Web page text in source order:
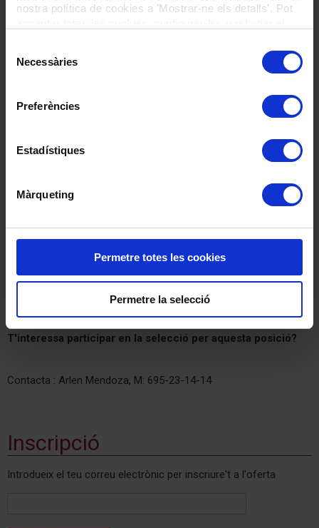
nostra política de cookies a 'Mostrar-ne els detalls'. Pot
Necessàries
Preferències
Estadístiques
Màrqueting
Permetre totes les cookies
Permetre la selecció
Places vacants
1
Horari
Comentaris
GERCAT
T'interessa participar en la selecció per aquesta posició?
Contacta : Arlen Mendoza, M: 695-23-14-14
Inscripció
Introdueix el teu correu electrònic per inscriure't a l'oferta